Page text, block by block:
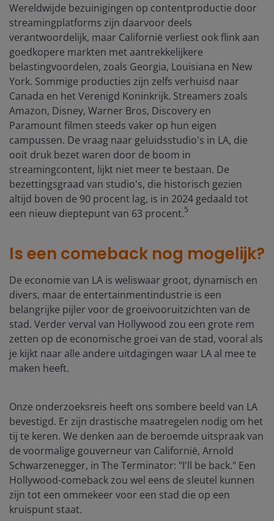
Wereldwijde bezuinigingen op contentproductie door
streamingplatforms zijn daarvoor deels
verantwoordelijk, maar Californië verliest ook flink aan
goedkopere markten met aantrekkelijkere
belastingvoordelen, zoals Georgia, Louisiana en New
York. Sommige producties zijn zelfs verhuisd naar
Canada en het Verenigd Koninkrijk. Streamers zoals
Amazon, Disney, Warner Bros, Discovery en
Paramount filmen steeds vaker op hun eigen
campussen. De vraag naar geluidsstudio's in LA, die
ooit druk bezet waren door de boom in
streamingcontent, lijkt niet meer te bestaan. De
bezettingsgraad van studio's, die historisch gezien
altijd boven de 90 procent lag, is in 2024 gedaald tot
een nieuw dieptepunt van 63 procent.5
Is een comeback nog mogelijk?
De economie van LA is weliswaar groot, dynamisch en
divers, maar de entertainmentindustrie is een
belangrijke pijler voor de groeivooruitzichten van de
stad. Verder verval van Hollywood zou een grote rem
zetten op de economische groei van de stad, vooral als
je kijkt naar alle andere uitdagingen waar LA al mee te
maken heeft.
Onze onderzoeksreis heeft ons sombere beeld van LA
bevestigd. Er zijn drastische maatregelen nodig om het
tij te keren. We denken aan de beroemde uitspraak van
de voormalige gouverneur van Californië, Arnold
Schwarzenegger, in The Terminator: "I'll be back." Een
Hollywood-comeback zou wel eens de sleutel kunnen
zijn tot een ommekeer voor een stad die op een
kruispunt staat.